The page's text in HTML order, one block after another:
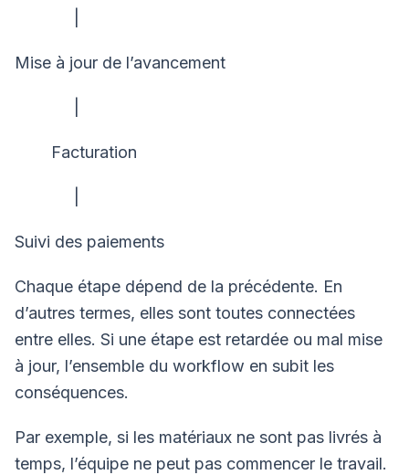
Mise à jour de l’avancement
Facturation
Suivi des paiements
Chaque étape dépend de la précédente. En
d’autres termes, elles sont toutes connectées
entre elles. Si une étape est retardée ou mal mise
à jour, l’ensemble du workflow en subit les
conséquences.
Par exemple, si les matériaux ne sont pas livrés à
temps, l’équipe ne peut pas commencer le travail.